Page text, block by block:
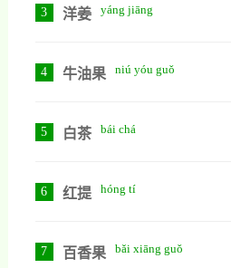
3 洋姜 yáng jiāng
4 牛油果 niú yóu guǒ
5 白茶 bái chá
6 红提 hóng tí
7 百香果 bǎi xiāng guǒ